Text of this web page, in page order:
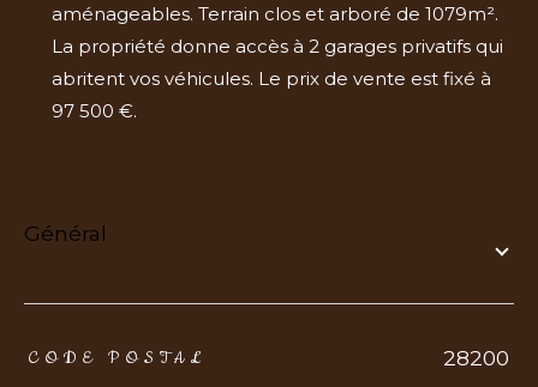
aménageables. Terrain clos et arboré de 1079m².
La propriété donne accès à 2 garages privatifs qui
abritent vos véhicules. Le prix de vente est fixé à
97 500 €.
général
TRAD_ZEPHYR_Caracteristique TRAD_ZEPHYR_Valeurs
CODE POSTAL 28200